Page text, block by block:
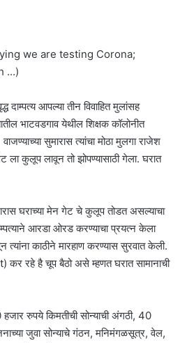
we are testing Corona;
…)
दाम्पत्य आपल्या तीन विवाहित मुलांसह
भाटवडगाव येथील शिक्षक कॉलोनीत
सुमारास त्यांचा मोठा मुलगा राजेश
ला कुलूप लावून तो झोपण्यासाठी गेला. घरात
घराच्या मेन गेट चे कुलूप तोडत असल्याचा
आरडा ओरड करण्याचा प्रयत्न केला
त्यांना काठीने मारहाण करण्यास सुरवात केली.
रहे है चूप बैठो असे म्हणत घरात सामानाची
रुपये किमतीची सोन्याची अंगठी, 40
जुवा सोन्याचे गंठन, मनिमंगळसूत्र, वेल,